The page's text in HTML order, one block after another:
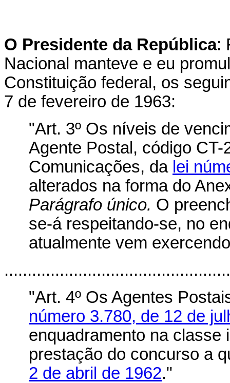
O Presidente da República:
Nacional manteve e eu
Constituição federal, os
7 de fevereiro de 1963:
"Art. 3º Os níveis de
Agente Postal, código
Comunicações, da lei
alterados na forma do
Parágrafo único. O
se-á respeitando-se, no
atualmente vem
"Art. 4º Os Agentes
número 3.780, de 12 de
enquadramento na classe
prestação do concurso a
2 de abril de 1962."